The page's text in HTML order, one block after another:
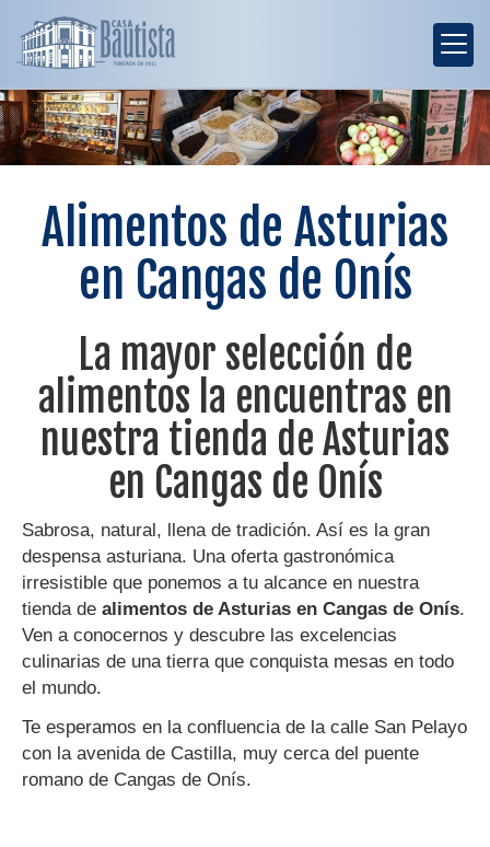
Alimentos de Asturias
en Cangas de Onís
La mayor selección de
alimentos la encuentras en
nuestra tienda de Asturias
en Cangas de Onís
Sabrosa, natural, llena de tradición. Así es la gran
despensa asturiana. Una oferta gastronómica
irresistible que ponemos a tu alcance en nuestra
tienda de alimentos de Asturias en Cangas de Onís.
Ven a conocernos y descubre las excelencias
culinarias de una tierra que conquista mesas en todo
el mundo.
Te esperamos en la confluencia de la calle San Pelayo
con la avenida de Castilla, muy cerca del puente
romano de Cangas de Onís.